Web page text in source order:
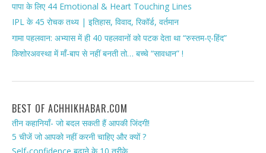
पापा के लिए 44 Emotional & Heart Touching Lines
IPL के 45 रोचक तथ्य | इतिहास, विवाद, रिकॉर्ड, वर्तमान
गामा पहलवान: अभ्यास में ही 40 पहलवानों को पटक देता था “रुस्तम-ए-हिंद”
किशोरअवस्था में माँ-बाप से नहीं बनती तो… बच्चे “सावधान” !
BEST OF ACHHIKHABAR.COM
तीन कहानियाँ- जो बदल सकती हैं आपकी जिंदगी!
5 चीजें जो आपको नहीं करनी चाहिए और क्यों ?